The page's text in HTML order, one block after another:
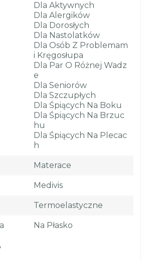
Dla Aktywnych
Dla Alergików
Dla Dorosłych
Dla Nastolatków
Dla Osób Z Problemam
I Kręgosłupa
Dla Par O Różnej Wadz
E
Dla Seniorów
Dla Szczupłych
Dla Śpiących Na Boku
Dla Śpiących Na Brzuc
Hu
Dla Śpiących Na Plecac
H
Materace
Medivis
Termoelastyczne
Na Płasko